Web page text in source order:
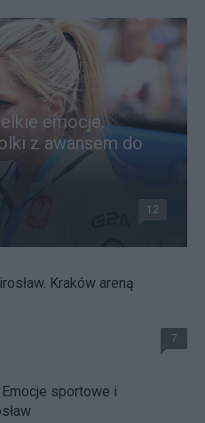
emocje.
z awansem do
12
Kraków areną
7
sportowe i